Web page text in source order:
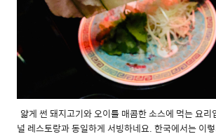
얇게 썬 돼지고기와 오이를 매콤한 소스에 먹는 요
널 레스토랑과 동일하게 서빙하네요. 한국에서는 이